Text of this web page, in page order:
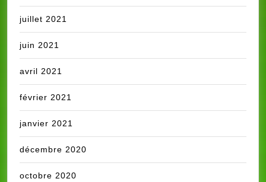
juillet 2021
juin 2021
avril 2021
février 2021
janvier 2021
décembre 2020
octobre 2020